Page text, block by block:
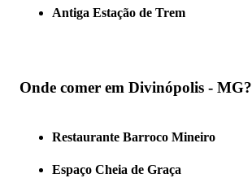
Antiga Estação de Trem
Onde comer em Divinópolis - MG?
Restaurante Barroco Mineiro
Espaço Cheia de Graça